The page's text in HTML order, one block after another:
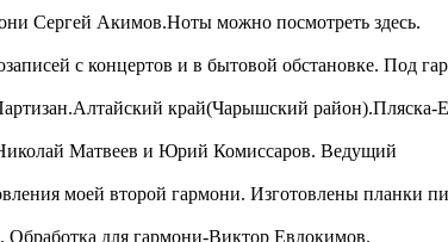
Сергей Акимов.Ноты можно посмотреть здесь.
с концертов и в бытовой обстановке. Под
край(Чарышский район).Пляска-
Матвеев и Юрий Комиссаров. Ведущий
моей второй гармони. Изготовлены планки
для гармони-Виктор Евдокимов.